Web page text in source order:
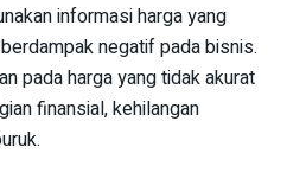
informasi harga yang
negatif pada bisnis.
pada harga yang tidak akurat
finansial, kehilangan